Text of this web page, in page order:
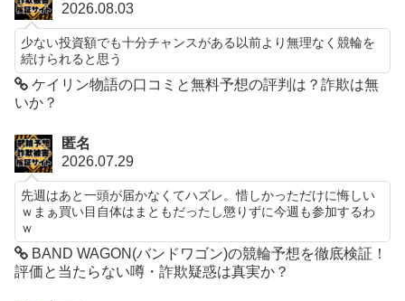
2026.08.03
少ない投資額でも十分チャンスがある以前より無理なく競輪を
続けられると思う
ケイリン物語の口コミと無料予想の評判は？詐欺は無
いか？
匿名
2026.07.29
先週はあと一頭が届かなくてハズレ。惜しかっただけに悔しい
ｗまぁ買い目自体はまともだったし懲りずに今週も参加するわ
ｗ
BAND WAGON(バンドワゴン)の競輪予想を徹底検証！
評価と当たらない噂・詐欺疑惑は真実か？